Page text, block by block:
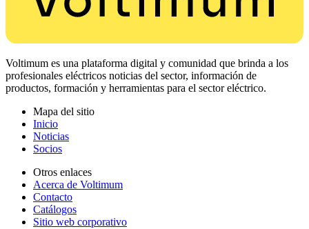
Voltimum es una plataforma digital y comunidad que brinda a los
profesionales eléctricos noticias del sector, información de
productos, formación y herramientas para el sector eléctrico.
Mapa del sitio
Inicio
Noticias
Socios
Otros enlaces
Acerca de Voltimum
Contacto
Catálogos
Sitio web corporativo